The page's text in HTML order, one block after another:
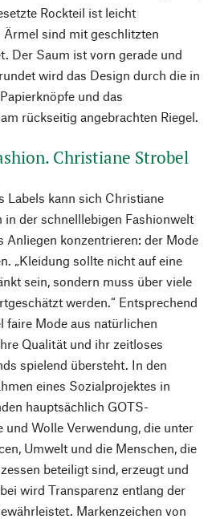
Rockteil ist leicht
Ärmel sind mit geschlitzten
Der Saum ist vorn gerade und
wird das Design durch die in
und das
rückseitig angebrachten Riegel.
Christiane Strobel
Labels kann sich Christiane
in der schnelllebigen Fashionwelt
Anliegen konzentrieren: der Mode
„Kleidung sollte nicht auf eine
sein, sondern muss über viele
werden.“ Entsprechend
faire Mode aus natürlichen
Qualität und ihr zeitloses
spielend übersteht. In den
eines Sozialprojektes in
hauptsächlich GOTS-
Wolle Verwendung, die unter
Umwelt und die Menschen, die
beteiligt sind, erzeugt und
wird Transparenz entlang der
Markenzeichen von